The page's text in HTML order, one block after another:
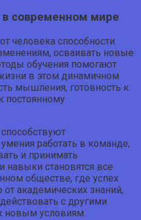
современном мире
человека способности
осваивать новые
обучения помогают
в этом динамичном
мышления, готовность к
постоянному
работать в команде,
и принимать
становятся все
обществе, где успех
от академических знаний,
с другими
новым условиям.